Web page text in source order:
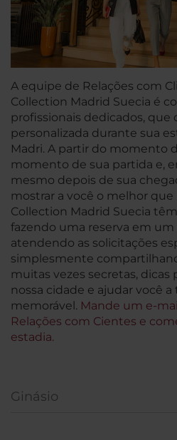
A equipe de Relações com
Collection Madrid Suecia é
profissionais dedicados, que
personalizada durante sua
Madri. A partir do momento
momento de sua partida e,
mesmo depois de sua
mostrar a você o melhor que
Collection Madrid Suecia
fazendo uma reserva em
atendendo as solicitações
simplesmente
muitas vezes secretas, dicas
nossa cidade e ajudar você
memorável. Mande um e-
Relações com Cientes e
estadia.
Ginásio